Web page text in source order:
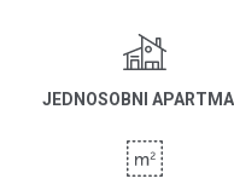
JEDNOSOBNI